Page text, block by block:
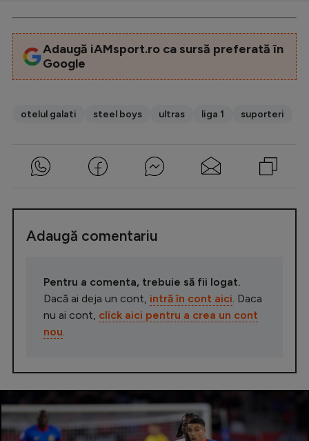
Adaugă iAMsport.ro ca sursă preferată în
Google
otelul galati steel boys ultras liga 1 suporteri
Adaugă comentariu
Pentru a comenta, trebuie să fii logat.
Dacă ai deja un cont, intră în cont aici. Daca
nu ai cont, click aici pentru a crea un cont
nou.